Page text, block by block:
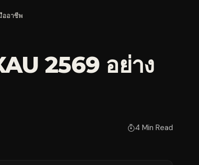
ออาชีพ
2569 อย่าง
4 Min Read